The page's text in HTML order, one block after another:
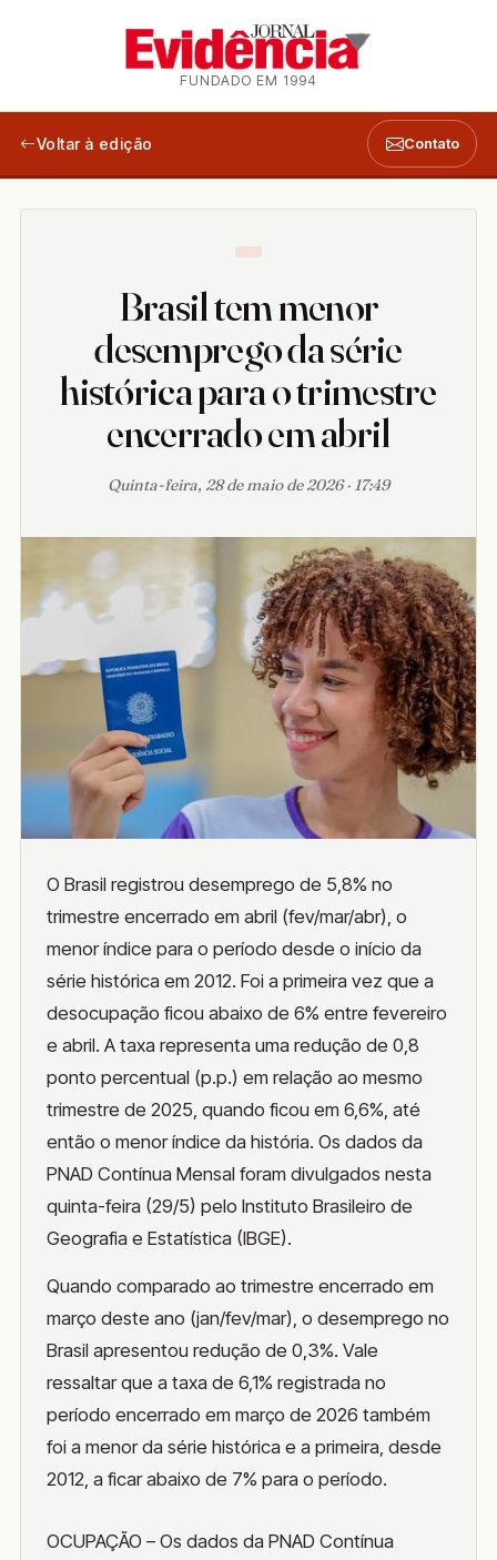
FUNDADO EM 1994
Voltar à edição Contato
Brasil tem menor
desemprego da série
histórica para o trimestre
encerrado em abril
Quinta-feira, 28 de maio de 2026 · 17:49
O Brasil registrou desemprego de 5,8% no
trimestre encerrado em abril (fev/mar/abr), o
menor índice para o período desde o início da
série histórica em 2012. Foi a primeira vez que a
desocupação ficou abaixo de 6% entre fevereiro
e abril. A taxa representa uma redução de 0,8
ponto percentual (p.p.) em relação ao mesmo
trimestre de 2025, quando ficou em 6,6%, até
então o menor índice da história. Os dados da
PNAD Contínua Mensal foram divulgados nesta
quinta-feira (29/5) pelo Instituto Brasileiro de
Geografia e Estatística (IBGE).
Quando comparado ao trimestre encerrado em
março deste ano (jan/fev/mar), o desemprego no
Brasil apresentou redução de 0,3%. Vale
ressaltar que a taxa de 6,1% registrada no
período encerrado em março de 2026 também
foi a menor da série histórica e a primeira, desde
2012, a ficar abaixo de 7% para o período.
OCUPAÇÃO – Os dados da PNAD Contínua